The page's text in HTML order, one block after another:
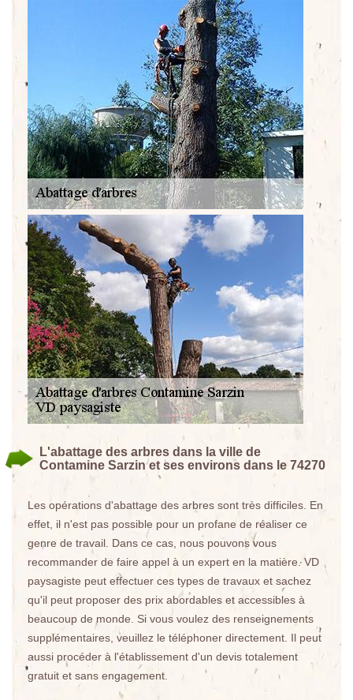
L'abattage des arbres dans la ville de
Contamine Sarzin et ses environs dans le 74270
Les opérations d'abattage des arbres sont très difficiles. En
effet, il n'est pas possible pour un profane de réaliser ce
genre de travail. Dans ce cas, nous pouvons vous
recommander de faire appel à un expert en la matière. VD
paysagiste peut effectuer ces types de travaux et sachez
qu'il peut proposer des prix abordables et accessibles à
beaucoup de monde. Si vous voulez des renseignements
supplémentaires, veuillez le téléphoner directement. Il peut
aussi procéder à l'établissement d'un devis totalement
gratuit et sans engagement.